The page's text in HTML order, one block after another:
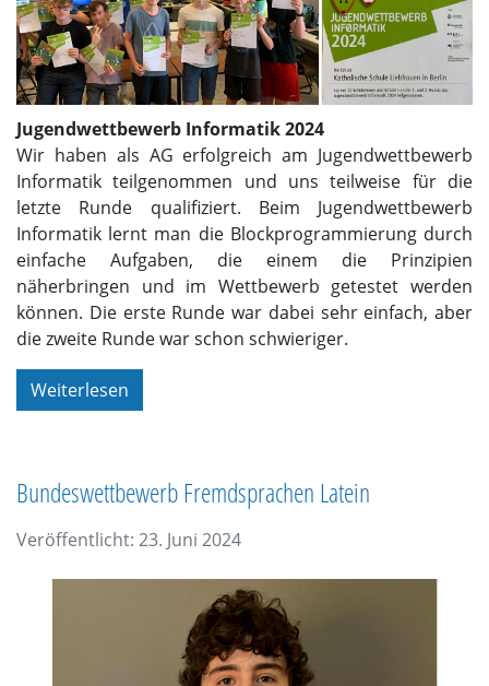
Jugendwettbewerb Informatik 2024
Wir haben als AG erfolgreich am Jugendwettbewerb
Informatik teilgenommen und uns teilweise für die
letzte Runde qualifiziert. Beim Jugendwettbewerb
Informatik lernt man die Blockprogrammierung durch
einfache Aufgaben, die einem die Prinzipien
näherbringen und im Wettbewerb getestet werden
können. Die erste Runde war dabei sehr einfach, aber
die zweite Runde war schon schwieriger.
Weiterlesen
Bundeswettbewerb Fremdsprachen Latein
Veröffentlicht: 23. Juni 2024